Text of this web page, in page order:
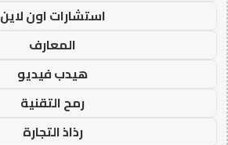
استشارات اون لاين
المعارف
هيدب فيديو
رمح التقنية
رذاذ التجارة